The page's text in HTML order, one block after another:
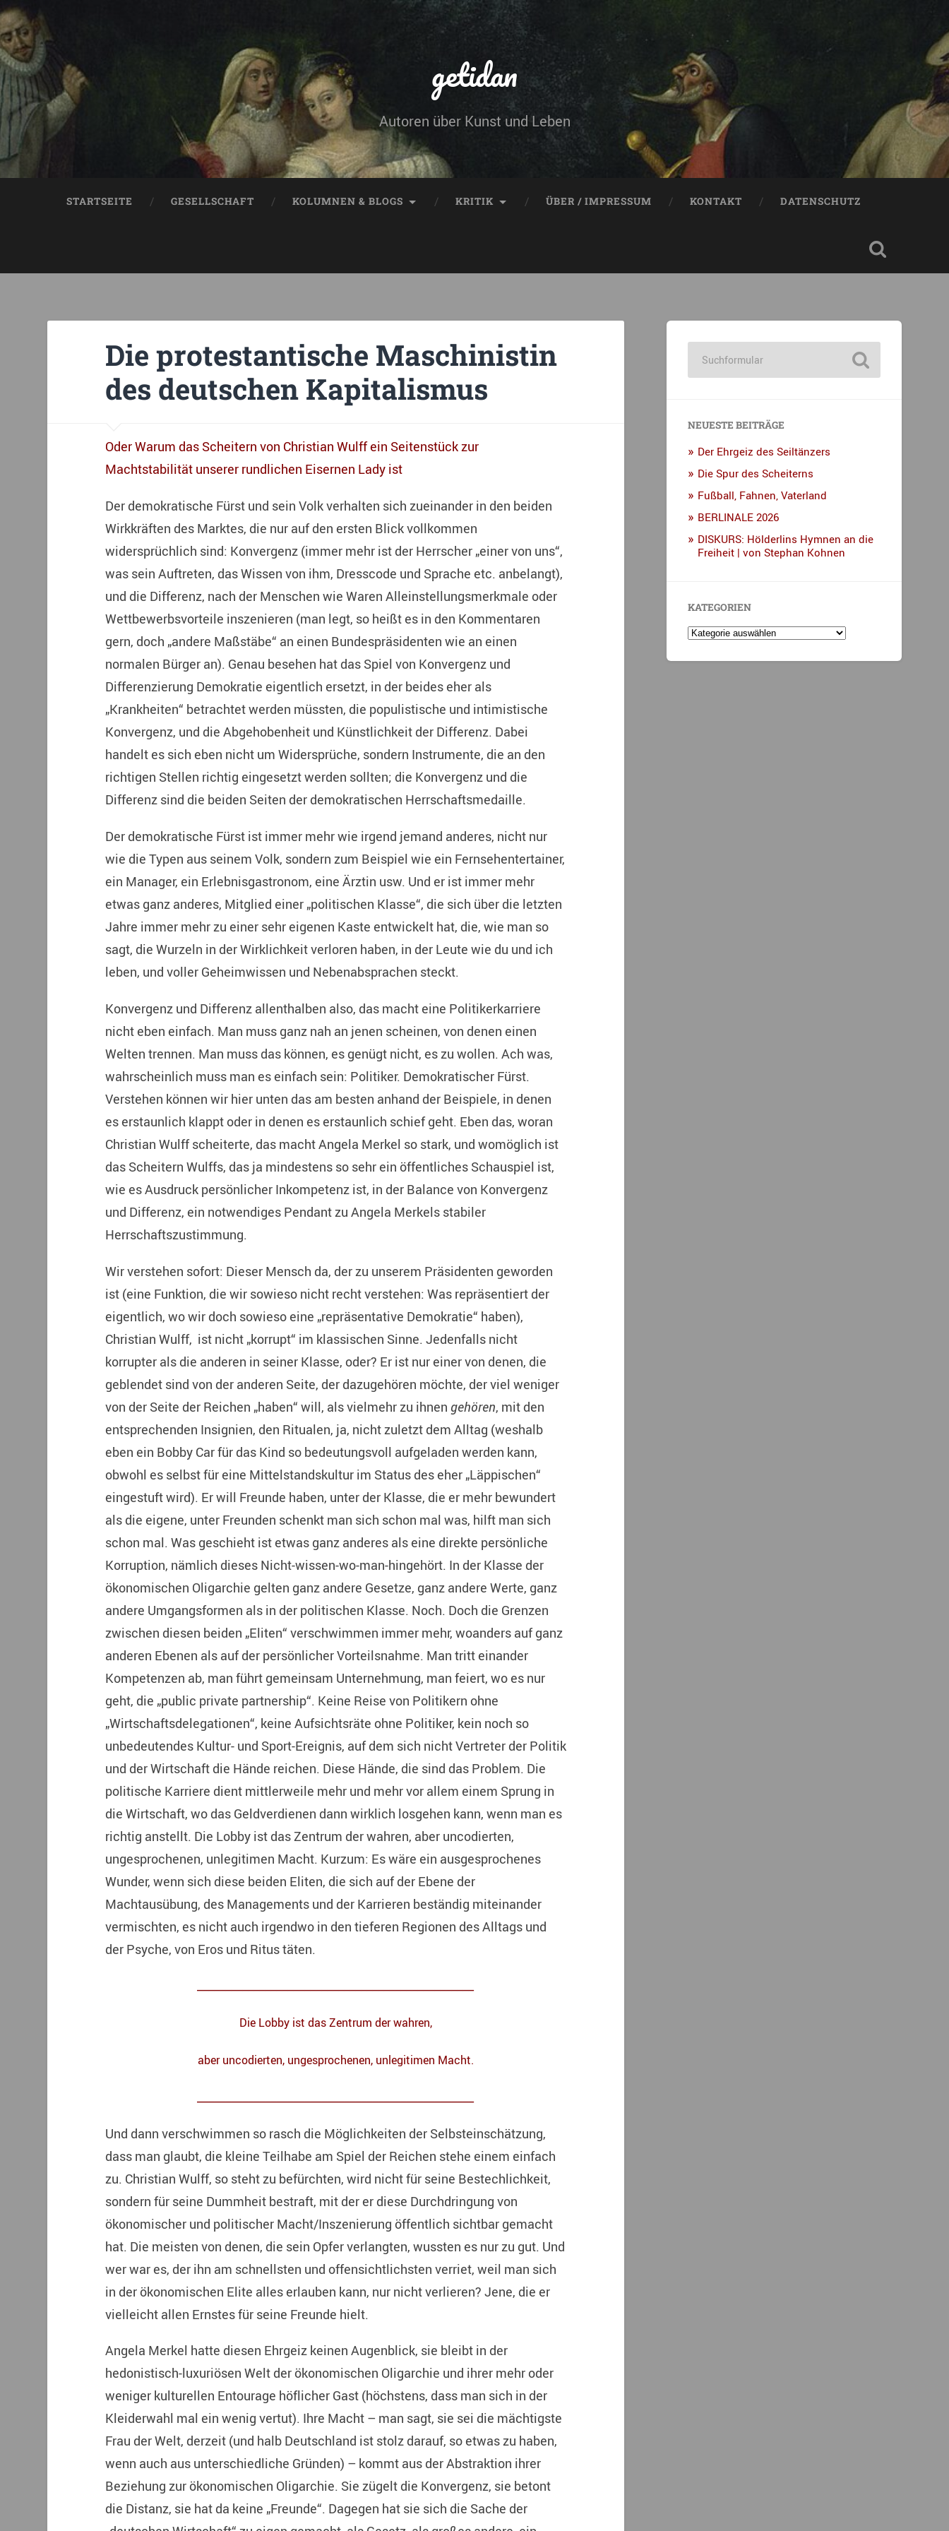
getidan
Autoren über Kunst und Leben
STARTSEITE GESELLSCHAFT KOLUMNEN & BLOGS KRITIK ÜBER / IMPRESSUM KONTAKT DATENSCHUTZ
Die protestantische Maschinistin
des deutschen Kapitalismus
Oder Warum das Scheitern von Christian Wulff ein Seitenstück zur
Machtstabilität unserer rundlichen Eisernen Lady ist
Der demokratische Fürst und sein Volk verhalten sich zueinander in den beiden
Wirkkräften des Marktes, die nur auf den ersten Blick vollkommen
widersprüchlich sind: Konvergenz (immer mehr ist der Herrscher „einer von uns“,
was sein Auftreten, das Wissen von ihm, Dresscode und Sprache etc. anbelangt),
und die Differenz, nach der Menschen wie Waren Alleinstellungsmerkmale oder
Wettbewerbsvorteile inszenieren (man legt, so heißt es in den Kommentaren
gern, doch „andere Maßstäbe“ an einen Bundespräsidenten wie an einen
normalen Bürger an). Genau besehen hat das Spiel von Konvergenz und
Differenzierung Demokratie eigentlich ersetzt, in der beides eher als
„Krankheiten“ betrachtet werden müssten, die populistische und intimistische
Konvergenz, und die Abgehobenheit und Künstlichkeit der Differenz. Dabei
handelt es sich eben nicht um Widersprüche, sondern Instrumente, die an den
richtigen Stellen richtig eingesetzt werden sollten; die Konvergenz und die
Differenz sind die beiden Seiten der demokratischen Herrschaftsmedaille.
Der demokratische Fürst ist immer mehr wie irgend jemand anderes, nicht nur
wie die Typen aus seinem Volk, sondern zum Beispiel wie ein Fernsehentertainer,
ein Manager, ein Erlebnisgastronom, eine Ärztin usw. Und er ist immer mehr
etwas ganz anderes, Mitglied einer „politischen Klasse“, die sich über die letzten
Jahre immer mehr zu einer sehr eigenen Kaste entwickelt hat, die, wie man so
sagt, die Wurzeln in der Wirklichkeit verloren haben, in der Leute wie du und ich
leben, und voller Geheimwissen und Nebenabsprachen steckt.
Konvergenz und Differenz allenthalben also, das macht eine Politikerkarriere
nicht eben einfach. Man muss ganz nah an jenen scheinen, von denen einen
Welten trennen. Man muss das können, es genügt nicht, es zu wollen. Ach was,
wahrscheinlich muss man es einfach sein: Politiker. Demokratischer Fürst.
Verstehen können wir hier unten das am besten anhand der Beispiele, in denen
es erstaunlich klappt oder in denen es erstaunlich schief geht. Eben das, woran
Christian Wulff scheiterte, das macht Angela Merkel so stark, und womöglich ist
das Scheitern Wulffs, das ja mindestens so sehr ein öffentliches Schauspiel ist,
wie es Ausdruck persönlicher Inkompetenz ist, in der Balance von Konvergenz
und Differenz, ein notwendiges Pendant zu Angela Merkels stabiler
Herrschaftszustimmung.
Wir verstehen sofort: Dieser Mensch da, der zu unserem Präsidenten geworden
ist (eine Funktion, die wir sowieso nicht recht verstehen: Was repräsentiert der
eigentlich, wo wir doch sowieso eine „repräsentative Demokratie“ haben),
Christian Wulff, ist nicht „korrupt“ im klassischen Sinne. Jedenfalls nicht
korrupter als die anderen in seiner Klasse, oder? Er ist nur einer von denen, die
geblendet sind von der anderen Seite, der dazugehören möchte, der viel weniger
von der Seite der Reichen „haben“ will, als vielmehr zu ihnen gehören, mit den
entsprechenden Insignien, den Ritualen, ja, nicht zuletzt dem Alltag (weshalb
eben ein Bobby Car für das Kind so bedeutungsvoll aufgeladen werden kann,
obwohl es selbst für eine Mittelstandskultur im Status des eher „Läppischen“
eingestuft wird). Er will Freunde haben, unter der Klasse, die er mehr bewundert
als die eigene, unter Freunden schenkt man sich schon mal was, hilft man sich
schon mal. Was geschieht ist etwas ganz anderes als eine direkte persönliche
Korruption, nämlich dieses Nicht-wissen-wo-man-hingehört. In der Klasse der
ökonomischen Oligarchie gelten ganz andere Gesetze, ganz andere Werte, ganz
andere Umgangsformen als in der politischen Klasse. Noch. Doch die Grenzen
zwischen diesen beiden „Eliten“ verschwimmen immer mehr, woanders auf ganz
anderen Ebenen als auf der persönlicher Vorteilsnahme. Man tritt einander
Kompetenzen ab, man führt gemeinsam Unternehmung, man feiert, wo es nur
geht, die „public private partnership“. Keine Reise von Politikern ohne
„Wirtschaftsdelegationen“, keine Aufsichtsräte ohne Politiker, kein noch so
unbedeutendes Kultur- und Sport-Ereignis, auf dem sich nicht Vertreter der Politik
und der Wirtschaft die Hände reichen. Diese Hände, die sind das Problem. Die
politische Karriere dient mittlerweile mehr und mehr vor allem einem Sprung in
die Wirtschaft, wo das Geldverdienen dann wirklich losgehen kann, wenn man es
richtig anstellt. Die Lobby ist das Zentrum der wahren, aber uncodierten,
ungesprochenen, unlegitimen Macht. Kurzum: Es wäre ein ausgesprochenes
Wunder, wenn sich diese beiden Eliten, die sich auf der Ebene der
Machtausübung, des Managements und der Karrieren beständig miteinander
vermischten, es nicht auch irgendwo in den tieferen Regionen des Alltags und
der Psyche, von Eros und Ritus täten.
_________________________________________________
Die Lobby ist das Zentrum der wahren,
aber uncodierten, ungesprochenen, unlegitimen Macht.
_________________________________________________
Und dann verschwimmen so rasch die Möglichkeiten der Selbsteinschätzung,
dass man glaubt, die kleine Teilhabe am Spiel der Reichen stehe einem einfach
zu. Christian Wulff, so steht zu befürchten, wird nicht für seine Bestechlichkeit,
sondern für seine Dummheit bestraft, mit der er diese Durchdringung von
ökonomischer und politischer Macht/Inszenierung öffentlich sichtbar gemacht
hat. Die meisten von denen, die sein Opfer verlangten, wussten es nur zu gut. Und
wer war es, der ihn am schnellsten und offensichtlichsten verriet, weil man sich
in der ökonomischen Elite alles erlauben kann, nur nicht verlieren? Jene, die er
vielleicht allen Ernstes für seine Freunde hielt.
Angela Merkel hatte diesen Ehrgeiz keinen Augenblick, sie bleibt in der
hedonistisch-luxuriösen Welt der ökonomischen Oligarchie und ihrer mehr oder
weniger kulturellen Entourage höflicher Gast (höchstens, dass man sich in der
Kleiderwahl mal ein wenig vertut). Ihre Macht – man sagt, sie sei die mächtigste
Frau der Welt, derzeit (und halb Deutschland ist stolz darauf, so etwas zu haben,
wenn auch aus unterschiedliche Gründen) – kommt aus der Abstraktion ihrer
Beziehung zur ökonomischen Oligarchie. Sie zügelt die Konvergenz, sie betont
die Distanz, sie hat da keine „Freunde“. Dagegen hat sie sich die Sache der
NEUESTE BEITRÄGE
Der Ehrgeiz des Seiltänzers
Die Spur des Scheiterns
Fußball, Fahnen, Vaterland
BERLINALE 2026
DISKURS: Hölderlins Hymnen an die
Freiheit | von Stephan Kohnen
KATEGORIEN